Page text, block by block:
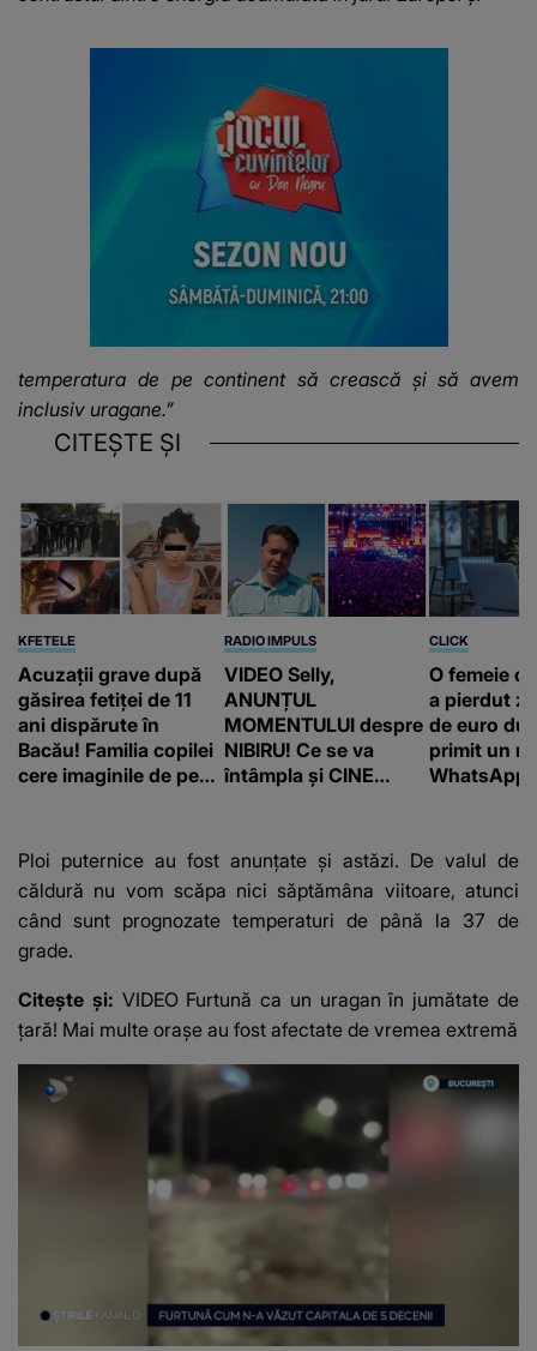
temperatura de pe continent să crească și să avem
inclusiv uragane.”
CITEȘTE ȘI
KFETELE
Acuzații grave după
găsirea fetiței de 11
ani dispărute în
Bacău! Familia copilei
cere imaginile de pe
a mai dus sora mea...”
RADIO IMPULS
VIDEO Selly,
ANUNȚUL
MOMENTULUI despre
NIBIRU! Ce se va
întâmpla și CINE
e ciudă că..."
CLICK
O femeie
a pierdut
de euro
primit un
Franța
Ploi puternice au fost anunțate și astăzi. De valul de
căldură nu vom scăpa nici săptămâna viitoare, atunci
când sunt prognozate temperaturi de până la 37 de
grade.
Citește și: VIDEO Furtună ca un uragan în jumătate de
țară! Mai multe orașe au fost afectate de vremea extremă